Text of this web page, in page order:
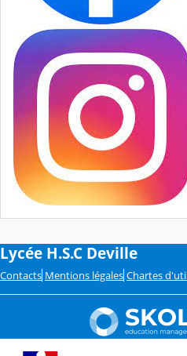
Lycée H.S.C Deville
Contacts Mentions légales Chartes